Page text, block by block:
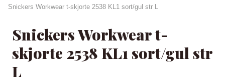
Snickers Workwear t-skjorte 2538 KL1 sort/gul str L
Snickers Workwear t-
skjorte 2538 KL1 sort/gul str
L